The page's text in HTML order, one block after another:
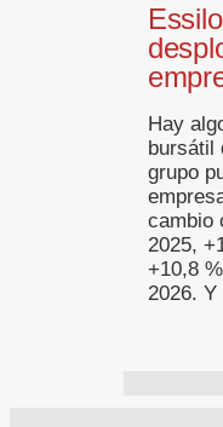
Hay
bursátil
grupo
cambio
2025,
+10,8
2026.